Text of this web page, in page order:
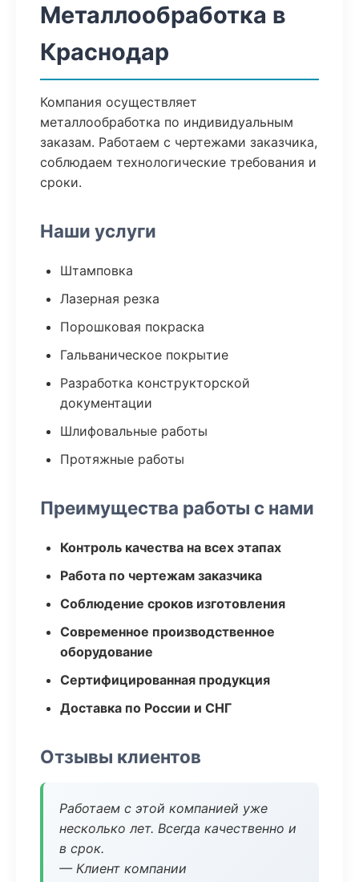
Металлообработка в
Краснодар
Компания осуществляет
металлообработка по индивидуальным
заказам. Работаем с чертежами заказчика,
соблюдаем технологические требования и
сроки.
Наши услуги
Штамповка
Лазерная резка
Порошковая покраска
Гальваническое покрытие
Разработка конструкторской
документации
Шлифовальные работы
Протяжные работы
Преимущества работы с нами
Контроль качества на всех этапах
Работа по чертежам заказчика
Соблюдение сроков изготовления
Современное производственное
оборудование
Сертифицированная продукция
Доставка по России и СНГ
Отзывы клиентов
Работаем с этой компанией уже
несколько лет. Всегда качественно и
в срок.
— Клиент компании